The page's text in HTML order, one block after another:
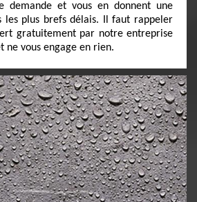
demande et vous en donnent une
les plus brefs délais. Il faut rappeler
gratuitement par notre entreprise
ne vous engage en rien.